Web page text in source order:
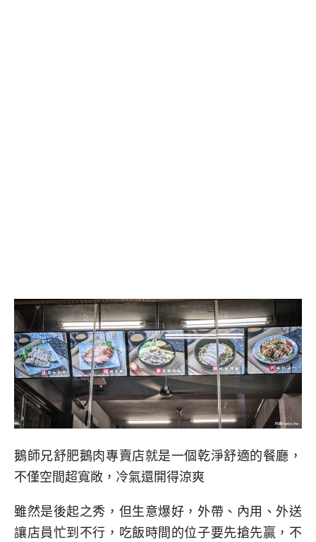
鵝師兄舒肥鵝肉專賣店就是一個乾淨舒適的餐廳，
不僅空間超寬敞，冷氣還開得涼爽
雖然是後起之秀，但生意爆好，外帶、內用、外送
讓店員忙到不行，吃飯時間的位子要先搶先贏，不